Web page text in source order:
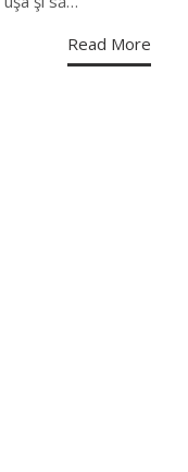
Read More